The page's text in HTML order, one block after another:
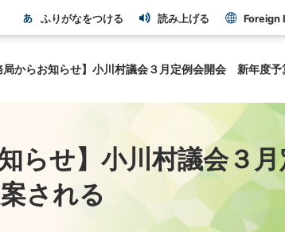
ふりがなをつける 読み上げる Foreign
局からお知らせ】小川村議会３月定例会開会 新年度予
らせ】小川村議会３
される